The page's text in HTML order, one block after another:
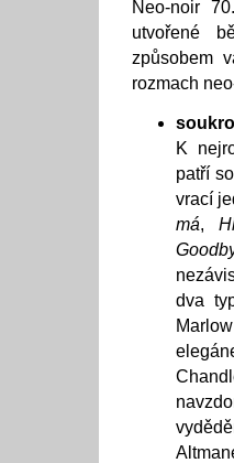
Neo-noir
utvořené
způsobem
rozmach
K
patří
vrací
má,
dva